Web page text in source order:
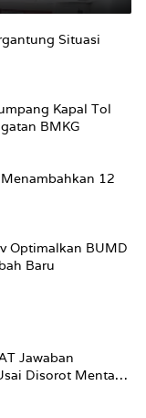
Situasi
Kapal Tol
BMKG
12
Optimalkan BUMD
Baru
Jawaban
Disorot Mentan